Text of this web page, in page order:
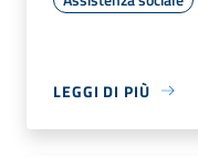
LEGGI DI PIÙ